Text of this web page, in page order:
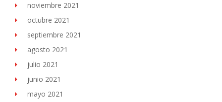
noviembre 2021
octubre 2021
septiembre 2021
agosto 2021
julio 2021
junio 2021
mayo 2021